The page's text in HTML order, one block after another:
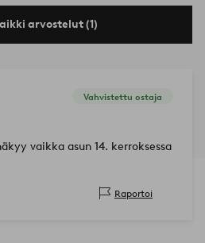
arvostelut (1)
Vahvistettu ostaja
vaikka asun 14. kerroksessa
Raportoi